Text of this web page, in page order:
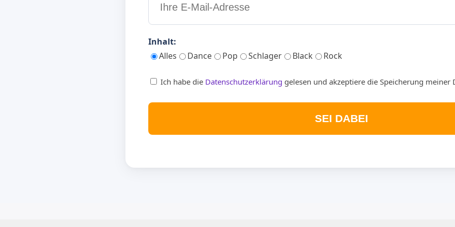
Inhalt:
Alles
Dance Pop Schlager Black Rock
Ich habe die Datenschutzerklärung gelesen und akzeptiere die Speicherung meiner
SEI DABEI